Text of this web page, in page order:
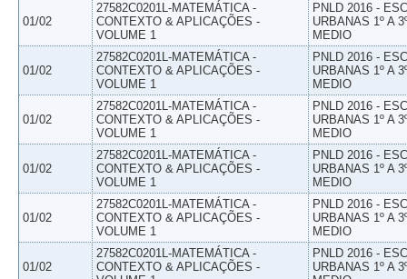
01/02
27582C0201L-MATEMÁTICA -
CONTEXTO & APLICAÇÕES -
VOLUME 1
PNLD 2016 -
URBANAS 1º A
MEDIO
01/02
27582C0201L-MATEMÁTICA -
CONTEXTO & APLICAÇÕES -
VOLUME 1
PNLD 2016 -
URBANAS 1º A
MEDIO
01/02
27582C0201L-MATEMÁTICA -
CONTEXTO & APLICAÇÕES -
VOLUME 1
PNLD 2016 -
URBANAS 1º A
MEDIO
01/02
27582C0201L-MATEMÁTICA -
CONTEXTO & APLICAÇÕES -
VOLUME 1
PNLD 2016 -
URBANAS 1º A
MEDIO
01/02
27582C0201L-MATEMÁTICA -
CONTEXTO & APLICAÇÕES -
VOLUME 1
PNLD 2016 -
URBANAS 1º A
MEDIO
01/02
27582C0201L-MATEMÁTICA -
CONTEXTO & APLICAÇÕES -
PNLD 2016 -
URBANAS 1º A